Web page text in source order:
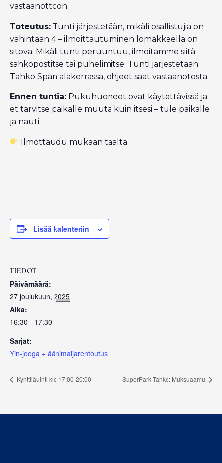
vastaanottoon.
Toteutus: Tunti järjestetään, mikäli osallistujia on
vähintään 4 – ilmoittautuminen lomakkeella on
sitova. Mikäli tunti peruuntuu, ilmoitamme siitä
sähköpostitse tai puhelimitse. Tunti järjestetään
Tahko Span alakerrassa, ohjeet saat vastaanotosta.
Ennen tuntia: Pukuhuoneet ovat käytettävissä ja
et tarvitse paikalle muuta kuin itsesi – tule paikalle
ja nauti.
Ilmottaudu mukaantäältä
Lisää kalenteriin
TIEDOT
Päivämäärä:
27 joulukuun, 2025
Aika:
16:30 - 17:30
Sarjat:
Yin-jooga + äänimaljarentoutus
Kynttiläuinti klo 17:00-20:00 SuperPark Tahko: Muksuaamu